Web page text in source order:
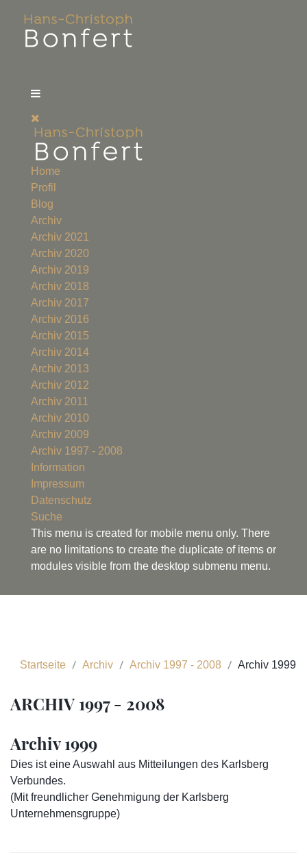
Home
Profil
Blog
Archiv
Archiv 2021
Archiv 2020
Archiv 2019
Archiv 2018
Archiv 2017
Archiv 2016
Archiv 2015
Archiv 2014
Archiv 2013
Archiv 2012
Archiv 2011
Archiv 2010
Archiv 2009
Archiv 1997 - 2008
Information
Impressum
Datenschutz
Suche
This menu is created for mobile menu only. There
are no limitations to create the duplicate of items or
modules visible from the desktop submenu menu.
Startseite Archiv Archiv 1997 - 2008 Archiv 1999
ARCHIV 1997 - 2008
Archiv 1999
Dies ist eine Auswahl aus Mitteilungen des Karlsberg
Verbundes.
(Mit freundlicher Genehmigung der Karlsberg
Unternehmensgruppe)